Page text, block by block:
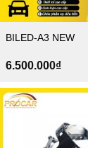
BILED-A3 NEW
6.500.000₫